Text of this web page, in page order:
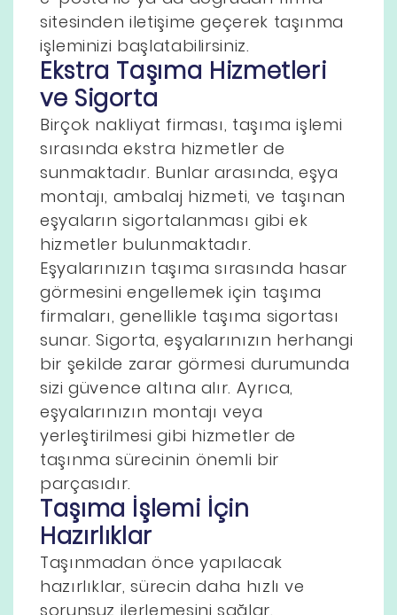
sitesinden iletişime geçerek taşınma
işleminizi başlatabilirsiniz.
Ekstra Taşıma Hizmetleri
ve Sigorta
Birçok nakliyat firması, taşıma işlemi
sırasında ekstra hizmetler de
sunmaktadır. Bunlar arasında, eşya
montajı, ambalaj hizmeti, ve taşınan
eşyaların sigortalanması gibi ek
hizmetler bulunmaktadır.
Eşyalarınızın taşıma sırasında hasar
görmesini engellemek için taşıma
firmaları, genellikle taşıma sigortası
sunar. Sigorta, eşyalarınızın herhangi
bir şekilde zarar görmesi durumunda
sizi güvence altına alır. Ayrıca,
eşyalarınızın montajı veya
yerleştirilmesi gibi hizmetler de
taşınma sürecinin önemli bir
parçasıdır.
Taşıma İşlemi İçin
Hazırlıklar
Taşınmadan önce yapılacak
hazırlıklar, sürecin daha hızlı ve
sorunsuz ilerlemesini sağlar.